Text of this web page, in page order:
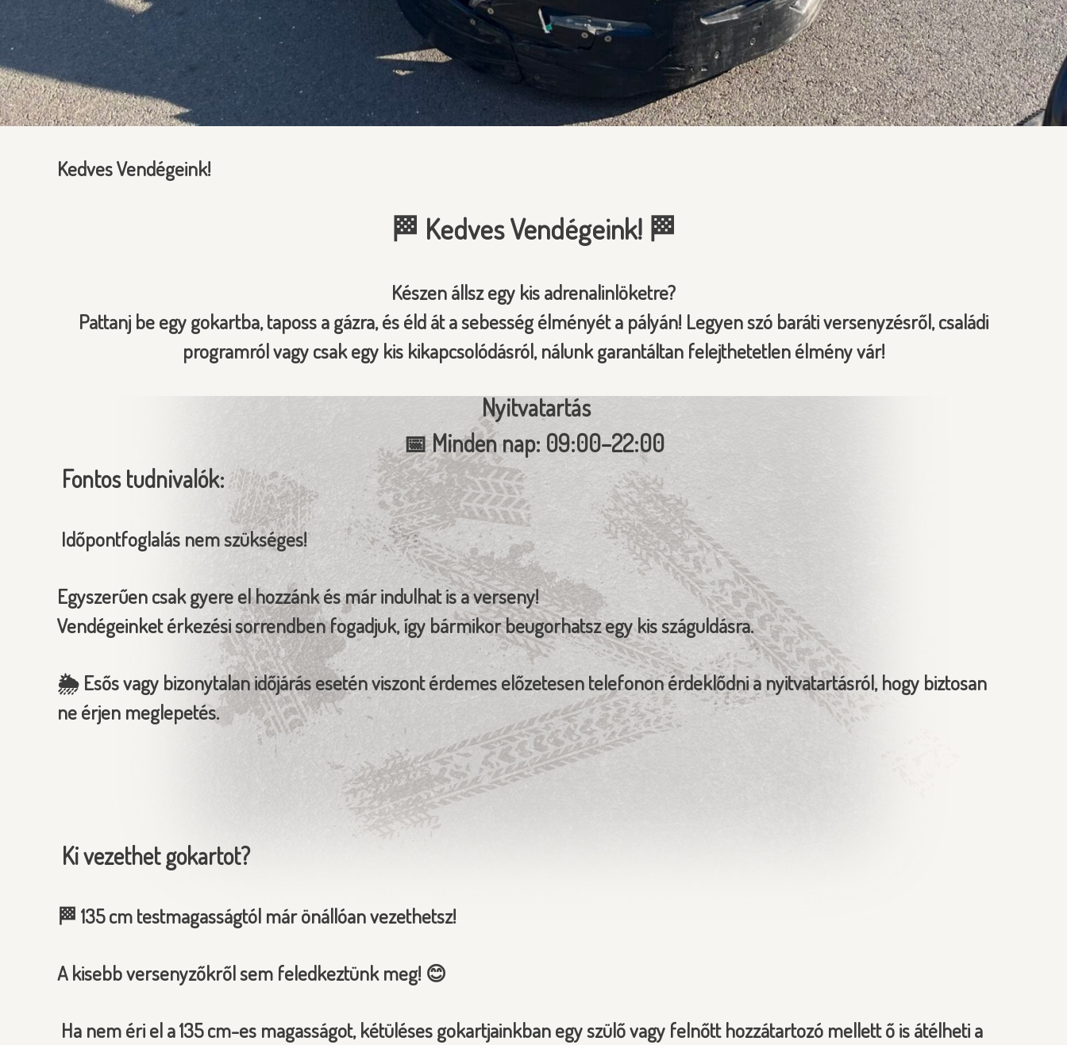
Kedves Vendégeink!
🏁 Kedves Vendégeink! 🏁
Készen állsz egy kis adrenalinlöketre?
Pattanj be egy gokartba, taposs a gázra, és éld át a sebesség élményét a pályán! Legyen szó baráti versenyzésről, családi
programról vagy csak egy kis kikapcsolódásról, nálunk garantáltan felejthetetlen élmény vár!
Nyitvatartás
📅 Minden nap: 09:00–22:00
Fontos tudnivalók:
Időpontfoglalás nem szükséges!
Egyszerűen csak gyere el hozzánk és már indulhat is a verseny!
Vendégeinket érkezési sorrendben fogadjuk, így bármikor beugorhatsz egy kis száguldásra.
🌦️ Esős vagy bizonytalan időjárás esetén viszont érdemes előzetesen telefonon érdeklődni a nyitvatartásról, hogy biztosan
ne érjen meglepetés.
Ki vezethet gokartot?
🏁 135 cm testmagasságtól már önállóan vezethetsz!
A kisebb versenyzőkről sem feledkeztünk meg! 😊
Ha nem éri el a 135 cm-es magasságot, kétüléses gokartjainkban egy szülő vagy felnőtt hozzátartozó mellett ő is átélheti a